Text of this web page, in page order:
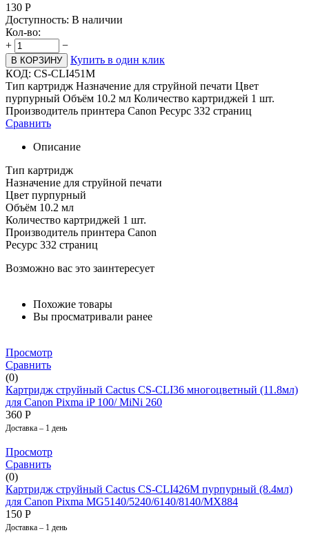
130 Р
Доступность: В наличии
Кол-во:
+
−
В КОРЗИНУ
Купить в один клик
КОД: CS-CLI451M
Тип картридж Назначение для струйной печати Цвет
пурпурный Объём 10.2 мл Количество картриджей 1 шт.
Производитель принтера Canon Ресурс 332 страниц
Сравнить
Описание
Тип картридж
Назначение для струйной печати
Цвет пурпурный
Объём 10.2 мл
Количество картриджей 1 шт.
Производитель принтера Canon
Ресурс 332 страниц
Возможно вас это заинтересует
Похожие товары
Вы просматривали ранее
Просмотр
Сравнить
(0)
Картридж струйный Cactus CS-CLI36 многоцветный (11.8мл)
для Canon Pixma iP 100/ MiNi 260
360 Р
Доставка – 1 день
Просмотр
Сравнить
(0)
Картридж струйный Cactus CS-CLI426M пурпурный (8.4мл)
для Canon Pixma MG5140/5240/6140/8140/MX884
150 Р
Доставка – 1 день